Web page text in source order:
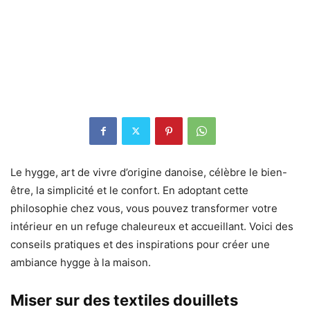
Le hygge, art de vivre d’origine danoise, célèbre le bien-
être, la simplicité et le confort. En adoptant cette
philosophie chez vous, vous pouvez transformer votre
intérieur en un refuge chaleureux et accueillant. Voici des
conseils pratiques et des inspirations pour créer une
ambiance hygge à la maison.
Miser sur des textiles douillets